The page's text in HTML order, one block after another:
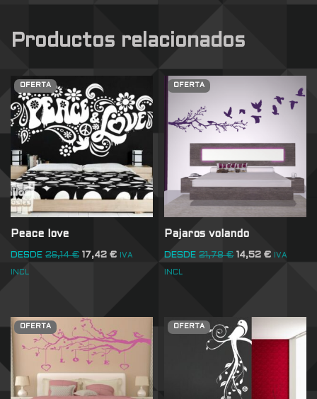
Productos relacionados
OFERTA
Peace love
DESDE 26,14€ 17,42 € IVA
INCL
OFERTA
Pajaros volando
DESDE 21,78€ 14,52€ IVA
INCL
OFERTA OFERTA